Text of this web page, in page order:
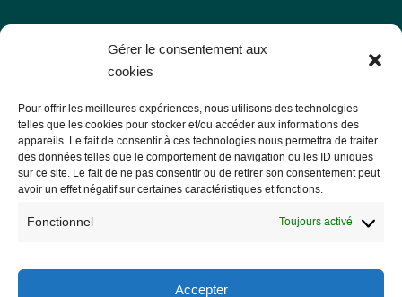
Gérer le consentement aux
cookies
Pour offrir les meilleures expériences, nous utilisons des technologies
telles que les cookies pour stocker et/ou accéder aux informations des
appareils. Le fait de consentir à ces technologies nous permettra de traiter
des données telles que le comportement de navigation ou les ID uniques
sur ce site. Le fait de ne pas consentir ou de retirer son consentement peut
avoir un effet négatif sur certaines caractéristiques et fonctions.
Fonctionnel Toujours activé
Accepter
Les Libres Géographes
56000 Vannes
— Nous contacter